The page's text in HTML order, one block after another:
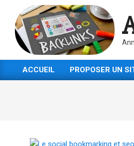
content
Primary
ACCUEIL PROPOSER UN